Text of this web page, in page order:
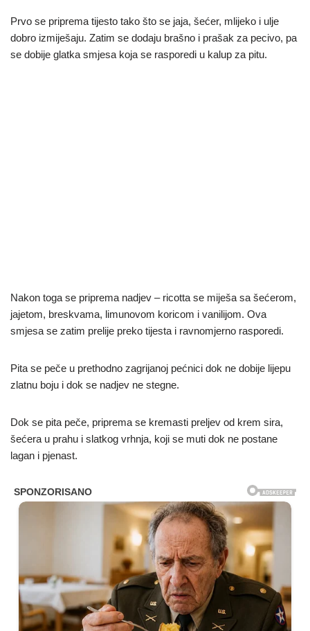
Prvo se priprema tijesto tako što se jaja, šećer, mlijeko i ulje
dobro izmiješaju. Zatim se dodaju brašno i prašak za pecivo, pa
se dobije glatka smjesa koja se rasporedi u kalup za pitu.
Nakon toga se priprema nadjev – ricotta se miješa sa šećerom,
jajetom, breskvama, limunovom koricom i vanilijom. Ova
smjesa se zatim prelije preko tijesta i ravnomjerno rasporedi.
Pita se peče u prethodno zagrijanoj pećnici dok ne dobije lijepu
zlatnu boju i dok se nadjev ne stegne.
Dok se pita peče, priprema se kremasti preljev od krem sira,
šećera u prahu i slatkog vrhnja, koji se muti dok ne postane
lagan i pjenast.